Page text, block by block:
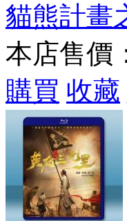
貓熊計畫
本店售價
購買 收藏